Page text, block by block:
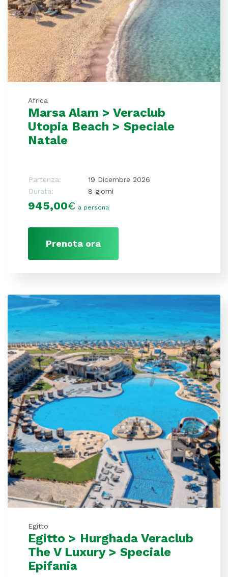
Africa
Marsa Alam > Veraclub
Utopia Beach > Speciale
Natale
Partenza:
19 Dicembre 2026
Durata:
8 giorni
945,00€ a persona
Prenota ora
Egitto
Egitto > Hurghada Veraclub
The V Luxury > Speciale
Epifania